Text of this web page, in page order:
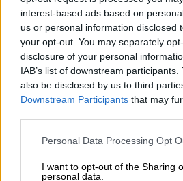
interest-based ads based on
us or personal information disclosed
your opt-out. You may separately
disclosure of your personal
IAB’s list of downstream
also be disclosed by us to third
Downstream Participants that may
Personal Data Processing Opt
I want to opt-out of the Sharing
personal data.
Diario de un votante: lo
nos deja
Por Álvaro Frutos Rosado
Más artículos de este autor
miércoles, 24 de abril de 2019